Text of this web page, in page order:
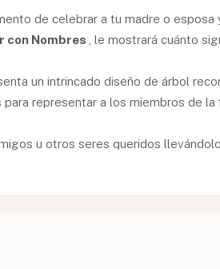
de celebrar a tu madre o
con Nombres
, le mostrará cuánto
un intrincado diseño de árbol
representar a los miembros de la
u otros seres queridos